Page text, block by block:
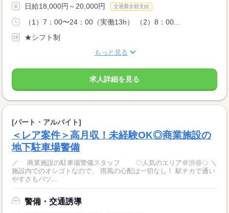
日給18,000円～20,000円 交通費全額支給
（1）7：00〜24：00（実働13h） （2）8：00...
★シフト制
もっと見る
求人詳細を見る
[パート・アルバイト]
＜レア案件＞高月収！未経験OK◎商業施設の
地下駐車場警備
／ 商業施設の駐車場警備スタッフ ◇人気のエリア＠渋谷◇ ＼
施設内でのオシゴトなので、 雨風の心配は一切なし！ 駅チカで通い
やすさもバツ...
警備・交通誘導